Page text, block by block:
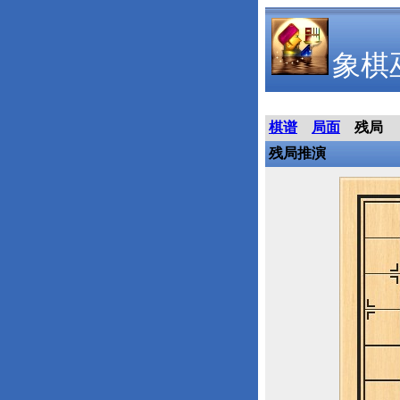
象棋
棋谱 局面
残局
残局推演